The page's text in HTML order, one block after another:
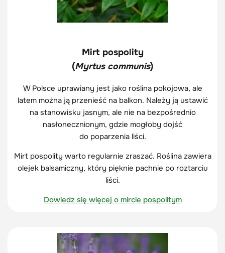
Mirt pospolity
(Myrtus communis)
W Polsce uprawiany jest jako roślina pokojowa, ale
latem można ją przenieść na balkon. Należy ją ustawić
na stanowisku jasnym, ale nie na bezpośrednio
nasłonecznionym, gdzie mogłoby dojść
do poparzenia liści.
Mirt pospolity warto regularnie zraszać. Roślina zawiera
olejek balsamiczny, który pięknie pachnie po roztarciu
liści.
Dowiedz się więcej o mircie pospolitym